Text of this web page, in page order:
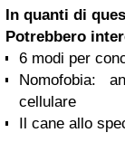
In quanti di
Potrebbero
6 modi per
Nomofobia:
cellulare
Il cane allo